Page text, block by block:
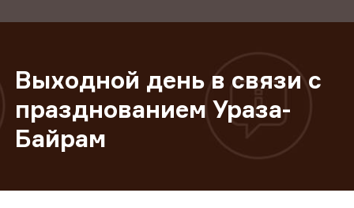
Выходной день в связи с
празднованием Ураза-
Байрам